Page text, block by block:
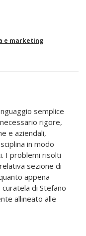
e marketing
semplice
rigore,
e aziendali,
in modo
I problemi risolti
sezione di
appena
di Stefano
allineato alle